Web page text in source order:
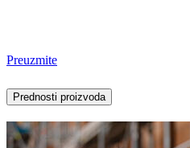
Preuzmite
Prednosti proizvoda